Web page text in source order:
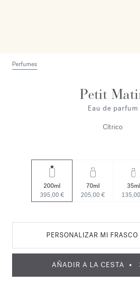
Perfumes
Petit
Eau de parfum
Cítrico
200ml
395,00 €
70ml
205,00 €
35ml
PERSONALIZAR MI FRASCO
AÑADIR A LA CESTA